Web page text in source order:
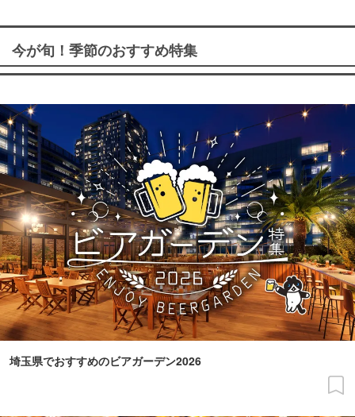
今が旬！季節のおすすめ特集
埼玉県でおすすめのビアガーデン2026